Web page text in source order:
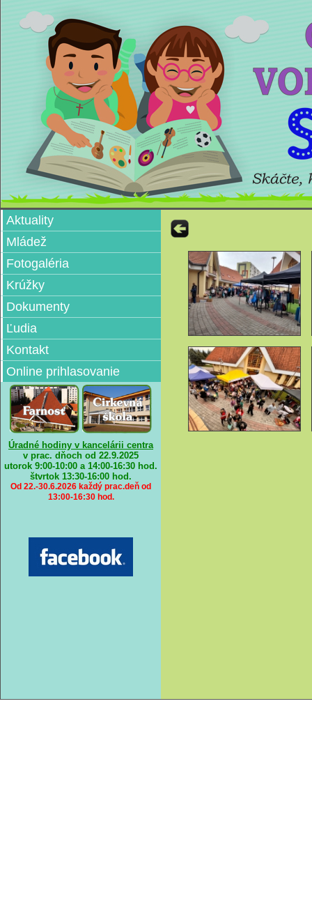
Aktuality
Mládež
Fotogaléria
Krúžky
Dokumenty
Ľudia
Kontakt
Online prihlasovanie
Úradné hodiny v kancelárii centra
v prac. dňoch od 22.9.2025
utorok 9:00-10:00 a 14:00-16:30 hod.
štvrtok 13:30-16:00 hod.
Od 22.-30.6.2026 každý prac.deň od
13:00-16:30 hod.